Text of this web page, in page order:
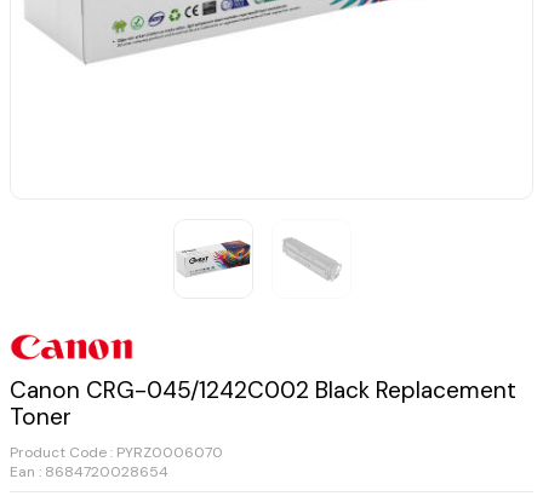
Canon CRG-045/1242C002 Black Replacement
Toner
Product Code : PYRZ0006070
Ean : 8684720028654